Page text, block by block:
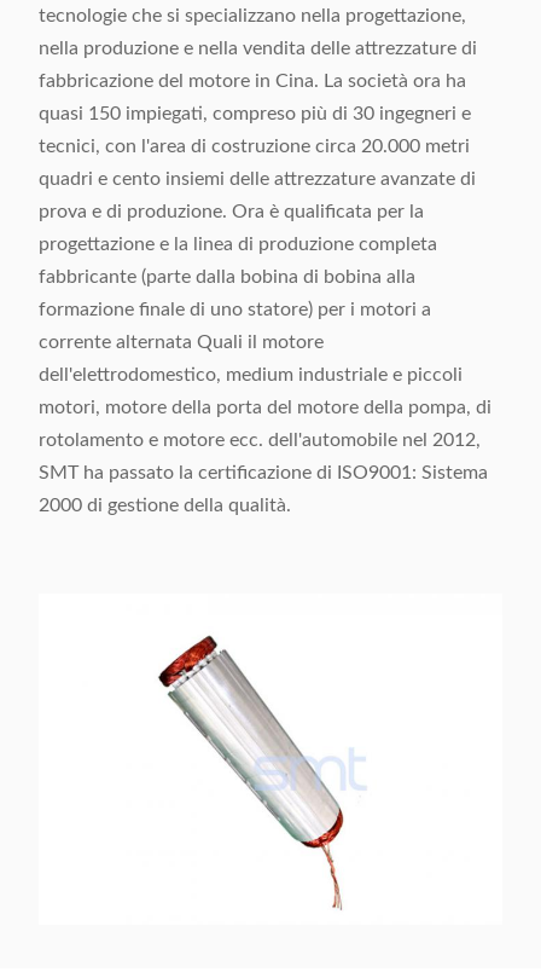
tecnologie che si specializzano nella progettazione,
nella produzione e nella vendita delle attrezzature di
fabbricazione del motore in Cina. La società ora ha
quasi 150 impiegati, compreso più di 30 ingegneri e
tecnici, con l'area di costruzione circa 20.000 metri
quadri e cento insiemi delle attrezzature avanzate di
prova e di produzione. Ora è qualificata per la
progettazione e la linea di produzione completa
fabbricante (parte dalla bobina di bobina alla
formazione finale di uno statore) per i motori a
corrente alternata Quali il motore
dell'elettrodomestico, medium industriale e piccoli
motori, motore della porta del motore della pompa, di
rotolamento e motore ecc. dell'automobile nel 2012,
SMT ha passato la certificazione di ISO9001: Sistema
2000 di gestione della qualità.